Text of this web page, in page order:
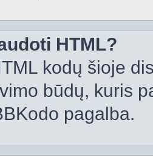
HTML?
kodų šioje
būdų, kuris
pagalba.